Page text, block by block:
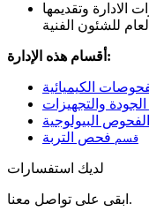
الادارة وتقديمها
أقسام هذه الإدارة:
الكيميائية
والتجهيزات
الفحوص البيولوجية
قسم فحص التربة
لديك استفسارات
ابقى على تواصل معنا.